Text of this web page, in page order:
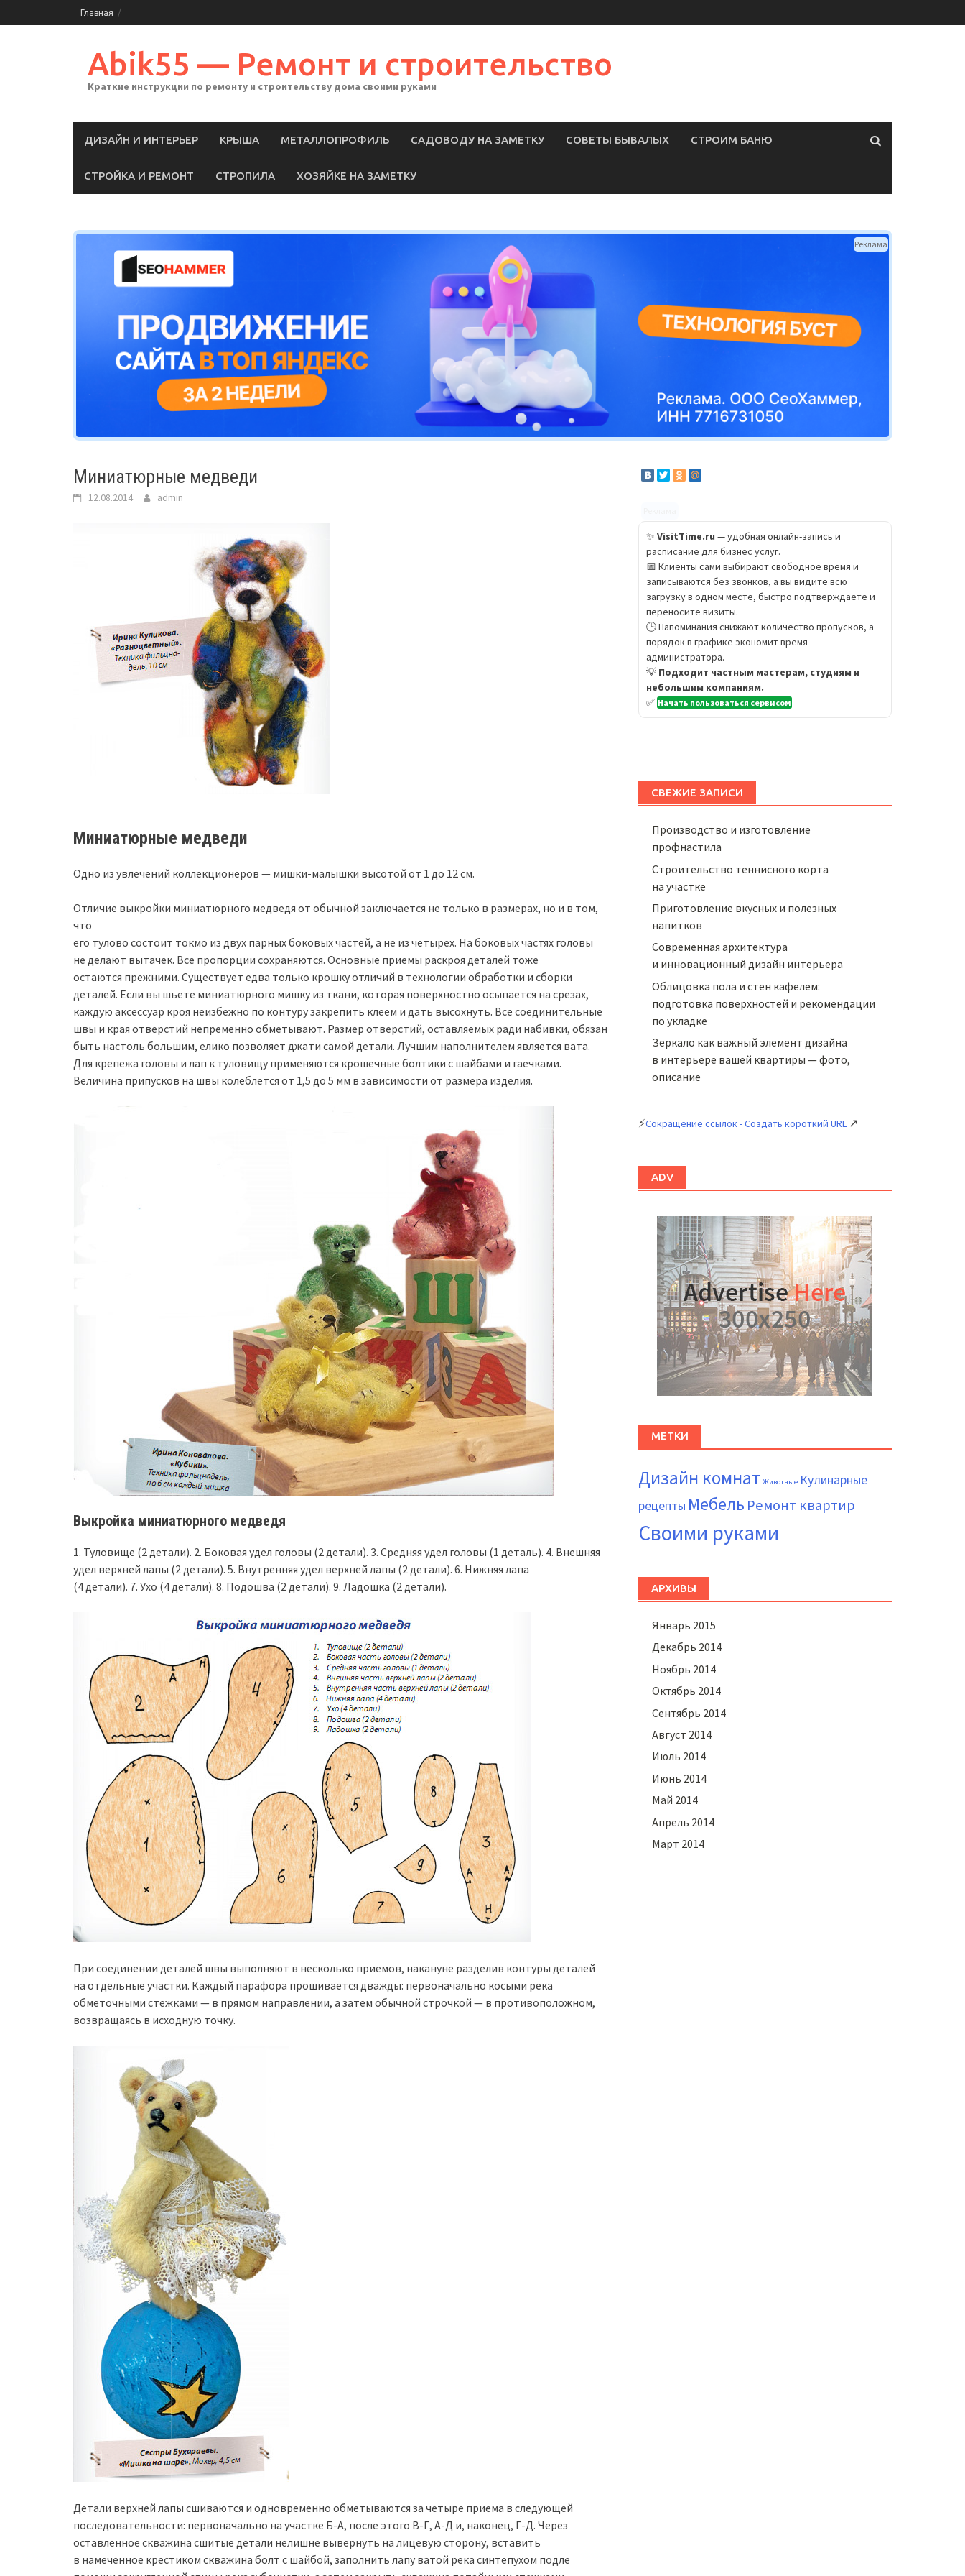
to
Главная
Abik55 — Ремонт и строительство
Краткие инструкции по ремонту и строительству дома своими руками
ДИЗАЙН И ИНТЕРЬЕР КРЫША МЕТАЛЛОПРОФИЛЬ САДОВОДУ НА ЗАМЕТКУ СОВЕТЫ БЫВАЛЫХ СТРОИМ БАНЮ
СТРОЙКА И РЕМОНТ СТРОПИЛА ХОЗЯЙКЕ НА ЗАМЕТКУ
Реклама
Миниатюрные медведи
12.08.2014 admin
Миниатюрные медведи
Одно из увлечений коллекционеров — мишки-малышки высотой от 1 до 12 см.
Отличие выкройки миниатюрного медведя от обычной заключается не только в размерах, но и в том,
что
его тулово состоит токмо из двух парных боковых частей, а не из четырех. На боковых частях головы
не делают вытачек. Все пропорции сохраняются. Основные приемы раскроя деталей тоже
остаются прежними. Существует едва только крошку отличий в технологии обработки и сборки
деталей. Если вы шьете миниатюрного мишку из ткани, которая поверхностно осыпается на срезах,
каждую аксессуар кроя неизбежно по контуру закрепить клеем и дать высохнуть. Все соединительные
швы и края отверстий непременно обметывают. Размер отверстий, оставляемых ради набивки, обязан
быть настоль большим, елико позволяет джати самой детали. Лучшим наполнителем является вата.
Для крепежа головы и лап к туловищу применяются крошечные болтики с шайбами и гаечками.
Величина припусков на швы колеблется от 1,5 до 5 мм в зависимости от размера изделия.
Выкройка миниатюрного медведя
1. Туловище (2 детали). 2. Боковая удел головы (2 детали). 3. Средняя удел головы (1 деталь). 4. Внешняя
удел верхней лапы (2 детали). 5. Внутренняя удел верхней лапы (2 детали). 6. Нижняя лапа
(4 детали). 7. Ухо (4 детали). 8. Подошва (2 детали). 9. Ладошка (2 детали).
При соединении деталей швы выполняют в несколько приемов, накануне разделив контуры деталей
на отдельные участки. Каждый парафора прошивается дважды: первоначально косыми река
обметочными стежками — в прямом направлении, а затем обычной строчкой — в противоположном,
возвращаясь в исходную точку.
Детали верхней лапы сшиваются и одновременно обметываются за четыре приема в следующей
последовательности: первоначально на участке Б-А, после этого В-Г, А-Д и, наконец, Г-Д. Через
оставленное скважина сшитые детали нелишне вывернуть на лицевую сторону, вставить
в намеченное крестиком скважина болт с шайбой, заполнить лапу ватой река синтепухом подле
✨ VisitTime.ru — удобная онлайн-запись и
расписание для бизнес услуг.
📅 Клиенты сами выбирают свободное время и
записываются без звонков, а вы видите всю
загрузку в одном месте, быстро подтверждаете и
переносите визиты.
🕒 Напоминания снижают количество пропусков, а
порядок в графике экономит время
администратора.
💡 Подходит частным мастерам, студиям и
небольшим компаниям.
✅ Начать пользоваться сервисом
СВЕЖИЕ ЗАПИСИ
Производство и изготовление
профнастила
Строительство теннисного корта
на участке
Приготовление вкусных и полезных
напитков
Cовременная архитектура
и инновационный дизайн интерьера
Облицовка пола и стен кафелем:
подготовка поверхностей и рекомендации
по укладке
Зеркало как важный элемент дизайна
в интерьере вашей квартиры — фото,
описание
⚡Сокращение ссылок - Создать короткий URL↗
ADV
МЕТКИ
Дизайн комнат Животные Кулинарные
рецепты Мебель Ремонт квартир
Своими руками
АРХИВЫ
Январь 2015
Декабрь 2014
Ноябрь 2014
Октябрь 2014
Сентябрь 2014
Август 2014
Июль 2014
Июнь 2014
Май 2014
Апрель 2014
Март 2014